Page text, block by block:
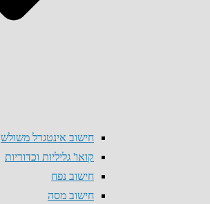
חישוב אינטגרל משולש
קואו' גליליות וכדוריות
חישוב נפח
חישוב מסה